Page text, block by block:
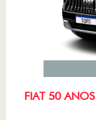
FIAT 50